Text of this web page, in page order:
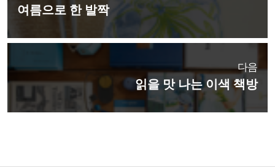
여름으로 한 발짝
다음
읽을 맛 나는 이색 책방